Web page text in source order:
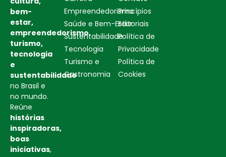
bem-
estar,
empreendedorismo,
turismo,
tecnologia
e
sustentabilidade
no Brasil e
no mundo.
Reúne
histórias
inspiradoras,
boas
iniciativas,
Empreendedorismo
Saúde e Bem-Estar
Sustentabilidade
Tecnologia
Turismo e
Gastronomia
Princípios
Editoriais
Política de
Privacidade
Política de
Cookies